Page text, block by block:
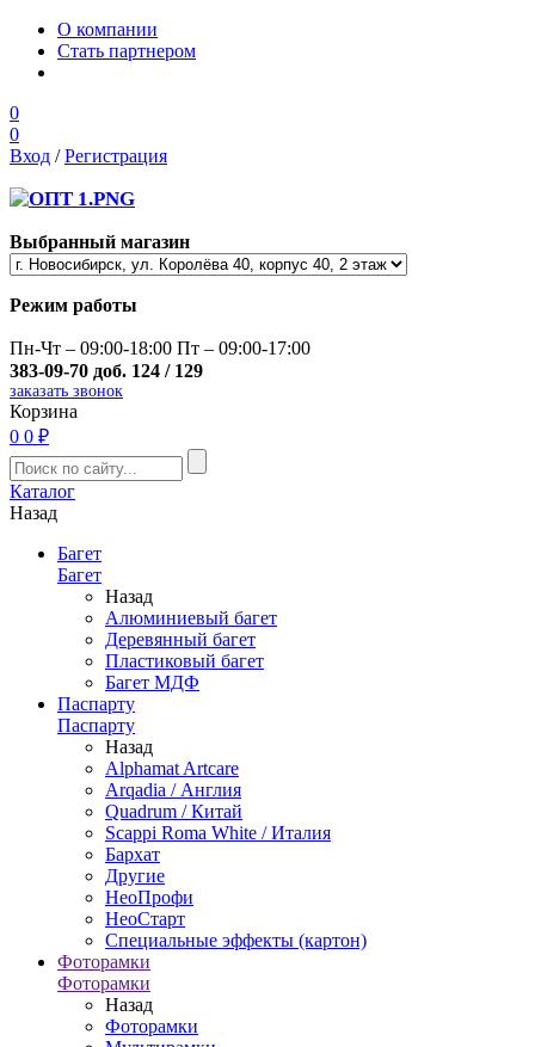
О компании
Стать партнером
0
0
Вход /Регистрация
Выбранный магазин
Режим работы
Пн-Чт – 09:00-18:00 Пт – 09:00-17:00
383-09-70 доб. 124 / 129
заказать звонок
Корзина
0 0 ₽
Каталог
Назад
Багет
Багет
Назад
Алюминиевый багет
Деревянный багет
Пластиковый багет
Багет МДФ
Паспарту
Паспарту
Назад
Alphamat Artcare
Arqadia / Англия
Quadrum / Китай
Scappi Roma White / Италия
Бархат
Другие
НеоПрофи
НеоСтарт
Специальные эффекты (картон)
Фоторамки
Фоторамки
Назад
Фоторамки